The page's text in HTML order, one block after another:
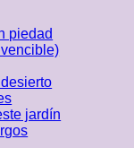
piedad
jardín